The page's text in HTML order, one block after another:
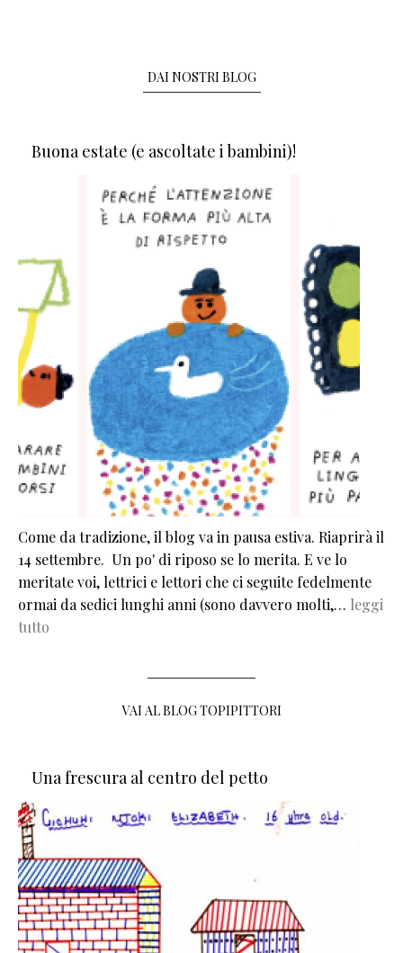
DAI NOSTRI BLOG
Buona estate (e ascoltate i bambini)!
Come da tradizione, il blog va in pausa estiva. Riaprirà il
14 settembre. Un po' di riposo se lo merita. E ve lo
meritate voi, lettrici e lettori che ci seguite fedelmente
ormai da sedici lunghi anni (sono davvero molti,… leggi
tutto
VAI AL BLOG TOPIPITTORI
Una frescura al centro del petto